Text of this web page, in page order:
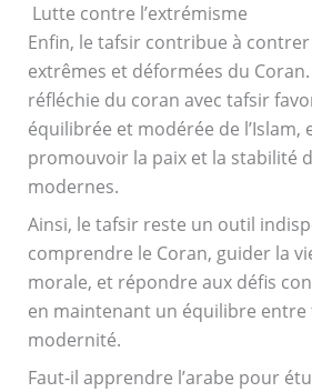
Lutte contre l’extrémisme
Enfin, le tafsir contribue à
extrêmes et déformées du
réfléchie du coran avec tafsir
équilibrée et modérée de l’Islam,
promouvoir la paix et la stabilité
modernes.
Ainsi, le tafsir reste un outil
comprendre le Coran, guider la
morale, et répondre aux défis
en maintenant un équilibre
modernité.
Faut-il apprendre l’arabe pour